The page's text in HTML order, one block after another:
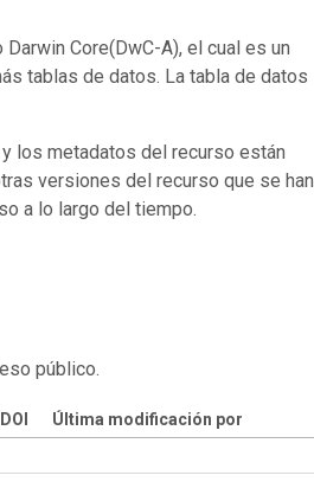
Core(DwC-A), el cual es un
tablas de datos. La tabla de datos
los metadatos del recurso están
versiones del recurso que se han
a lo largo del tiempo.
público.
DOI
Última modificación por